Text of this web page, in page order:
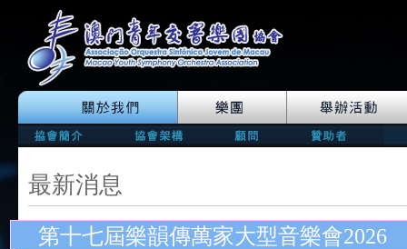
最新消息
第十七屆樂韻傳萬家大型音樂會2026